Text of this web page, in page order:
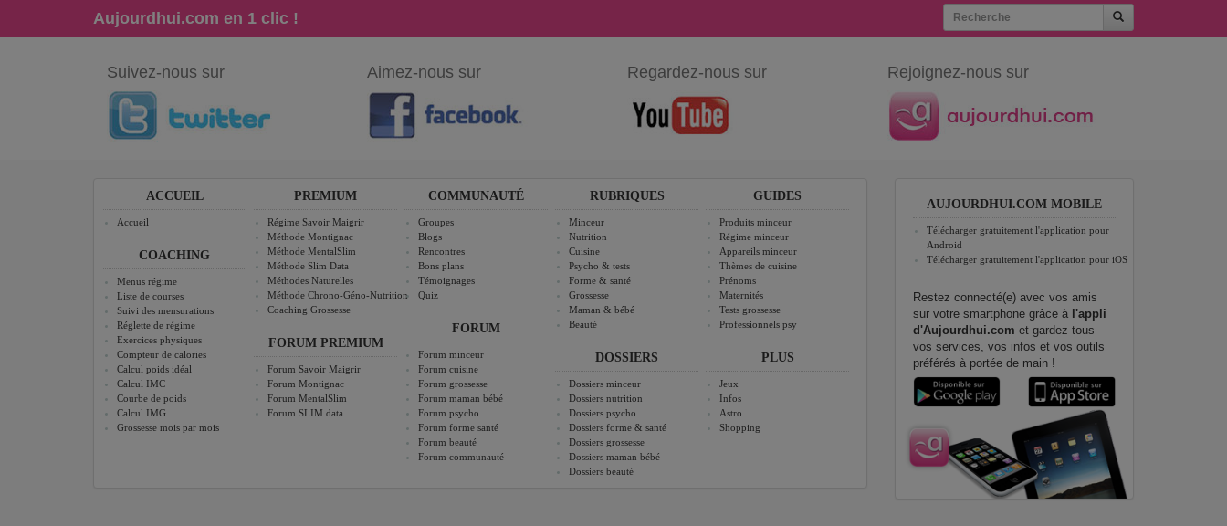
Aujourdhui.com en 1 clic !
Suivez-nous sur Aimez-nous sur Regardez-nous sur Rejoignez-nous sur
ACCUEIL
Accueil
COACHING
Menus régime
Liste de courses
Suivi des mensurations
Réglette de régime
Exercices physiques
Compteur de calories
Calcul poids idéal
Calcul IMC
Courbe de poids
Calcul IMG
Grossesse mois par mois
PREMIUM
Régime Savoir Maigrir
Méthode Montignac
Méthode MentalSlim
Méthode Slim Data
Méthodes Naturelles
Méthode Chrono-Géno-Nutrition
Coaching Grossesse
FORUM PREMIUM
Forum Savoir Maigrir
Forum Montignac
Forum MentalSlim
Forum SLIM data
COMMUNAUTÉ
Groupes
Blogs
Rencontres
Bons plans
Témoignages
Quiz
FORUM
Forum minceur
Forum cuisine
Forum grossesse
Forum maman bébé
Forum psycho
Forum forme santé
Forum beauté
Forum communauté
RUBRIQUES
Minceur
Nutrition
Cuisine
Psycho & tests
Forme & santé
Grossesse
Maman & bébé
Beauté
DOSSIERS
Dossiers minceur
Dossiers nutrition
Dossiers psycho
Dossiers forme & santé
Dossiers grossesse
Dossiers maman bébé
Dossiers beauté
GUIDES
Produits minceur
Régime minceur
Appareils minceur
Thèmes de cuisine
Prénoms
Maternités
Tests grossesse
Professionnels psy
PLUS
Jeux
Infos
Astro
Shopping
AUJOURDHUI.COM MOBILE
Télécharger gratuitement l'application pour
Android
Télécharger gratuitement l'application pour iOS
Restez connecté(e) avec vos amis
sur votre smartphone grâce à l'appli
d'Aujourdhui.com et gardez tous
vos services, vos infos et vos outils
préférés à portée de main !